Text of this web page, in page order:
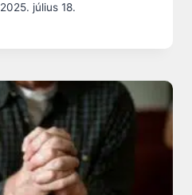
2025. július 18.